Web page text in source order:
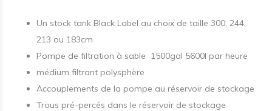
Un stock tank Black Label au choix de taille 300, 244,
213 ou 183cm
Pompe de filtration à sable 1500gal 5600l par heure
médium filtrant polysphère
Accouplements de la pompe au réservoir de stockage
Trous pré-percés dans le réservoir de stockage